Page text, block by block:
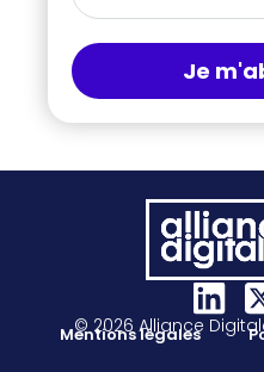
Je
© 2026 Alliance
Mentions légales